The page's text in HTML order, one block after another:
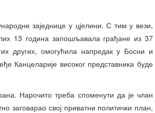
заједнице у цјелини. С тим у вези,
13 година запошљавала грађане из 37
других, омогућила напредак у Босни и
Канцеларије високог представника буде
Нарочито треба споменути да је члан
заговарао свој приватни политички план,